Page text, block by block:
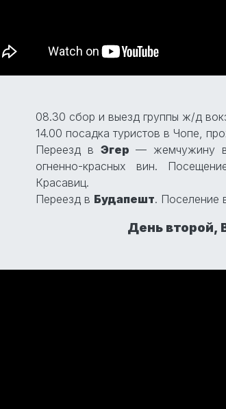
08.30 сбор и выезд группы ж/д
14.00 посадка туристов в Чопе,
Переезд в Эгер — жемчужину
огненно-красных вин.
Красавиц.
Переезд в Будапешт. Поселение
День второй,